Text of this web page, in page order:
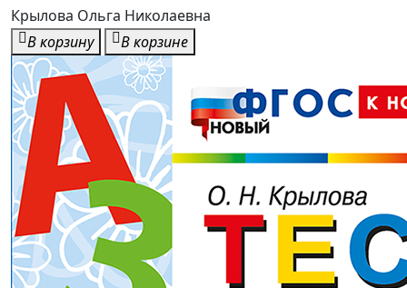
Крылова Ольга Николаевна
В корзину
В корзине